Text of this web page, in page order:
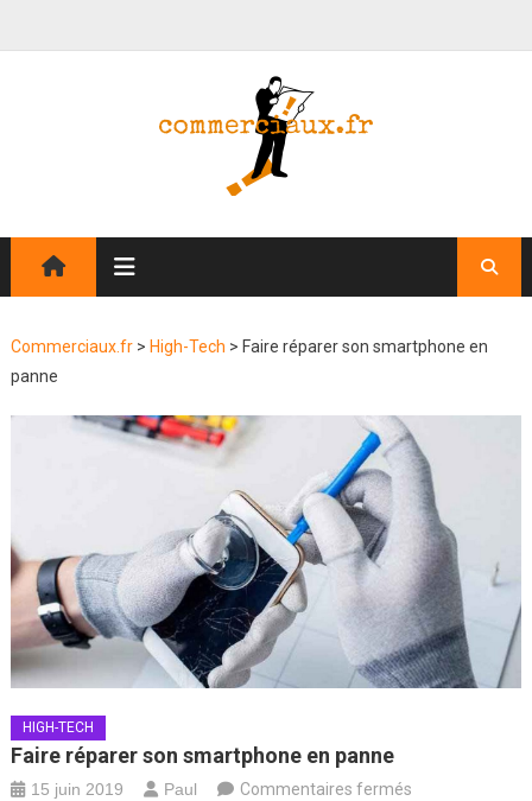
Commerciaux.fr> High-Tech > Faire réparer son smartphone en
panne
HIGH-TECH
Faire réparer son smartphone en panne
15 juin 2019 Paul Commentaires ferméssur